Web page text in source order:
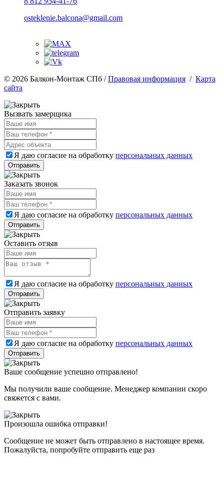
osteklenie.balcona@gmail.com
© 2026 Балкон-Монтаж СПб /Правовая информация / Карта
сайта
Вызвать замерщика
Я даю согласие на обработку персональных данных
Заказать звонок
Я даю согласие на обработку персональных данных
Оставить отзыв
Я даю согласие на обработку персональных данных
Отправить заявку
Я даю согласие на обработку персональных данных
Ваше сообщение успешно отправлено!
Мы получили ваше сообщение. Менеджер компании скоро
свяжется с вами.
Произошла ошибка отправки!
Сообщение не может быть отправлено в настоящее время.
Пожалуйста, попробуйте отправить еще раз